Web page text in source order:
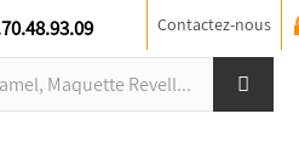
Contactez-nous